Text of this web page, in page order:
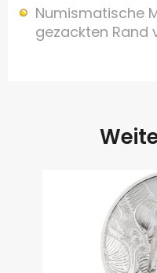
Numismatische
gezackten Rand